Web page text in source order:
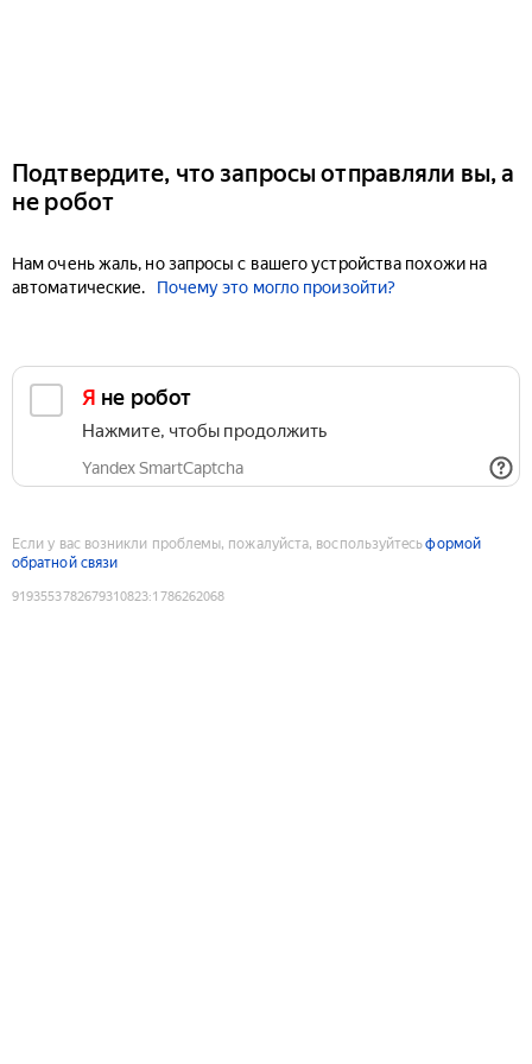
Подтвердите, что запросы отправляли вы, а
не робот
Нам очень жаль, но запросы с вашего устройства похожи на
автоматические.
Почему это могло произойти?
Я не робот
Нажмите, чтобы продолжить
Yandex SmartCaptcha
Если у вас возникли проблемы, пожалуйста, воспользуйтесьформой
обратной связи
9193553782679310823:1786262068